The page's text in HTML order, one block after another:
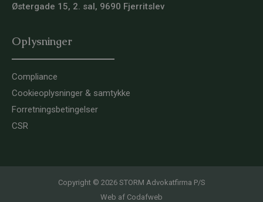
Østergade 15, 2. sal, 9690 Fjerritslev
Oplysninger
Compliance
Cookieoplysninger & samtykke
Forretningsbetingelser
CSR
Copyright © 2026 STORM Advokatfirma P/S
Web af Codafweb